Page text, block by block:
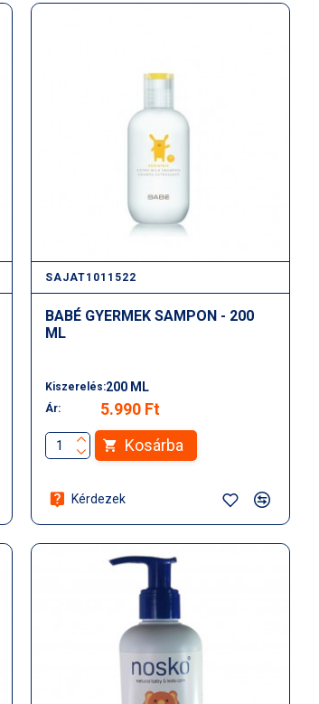
SAJAT1011522
BABÉ GYERMEK SAMPON - 200
ML
Kiszerelés:200 ML
Ár:
5.990 Ft
Kosárba
Kérdezek